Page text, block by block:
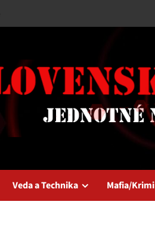
Veda a Technika Mafia/Krimi